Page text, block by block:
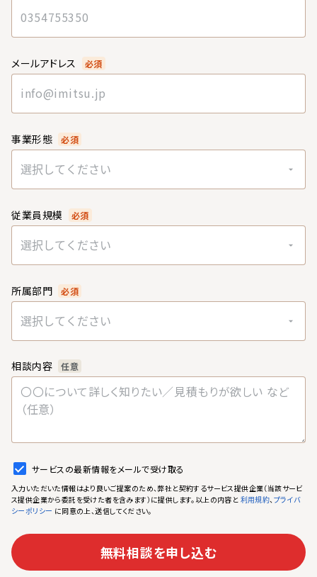
メールアドレス 必須
事業形態 必須
選択してください
従業員規模 必須
選択してください
所属部門 必須
選択してください
相談内容 任意
サービスの最新情報をメールで受け取る
入力いただいた情報はより良いご提案のため、弊社と契約するサービス提供企業（当該サービ
ス提供企業から委託を受けた者を含みます）に提供します。以上の内容と 利用規約、プライバ
シーポリシー に同意の上、送信してください。
無料相談を申し込む